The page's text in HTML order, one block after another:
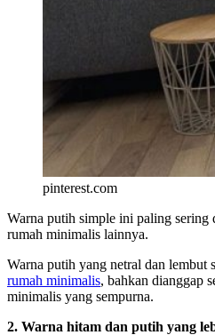
pinterest.com
Warna putih simple ini paling
rumah minimalis lainnya.
Warna putih yang netral dan lembut
rumah minimalis, bahkan dianggap
minimalis yang sempurna.
2. Warna hitam dan putih yang